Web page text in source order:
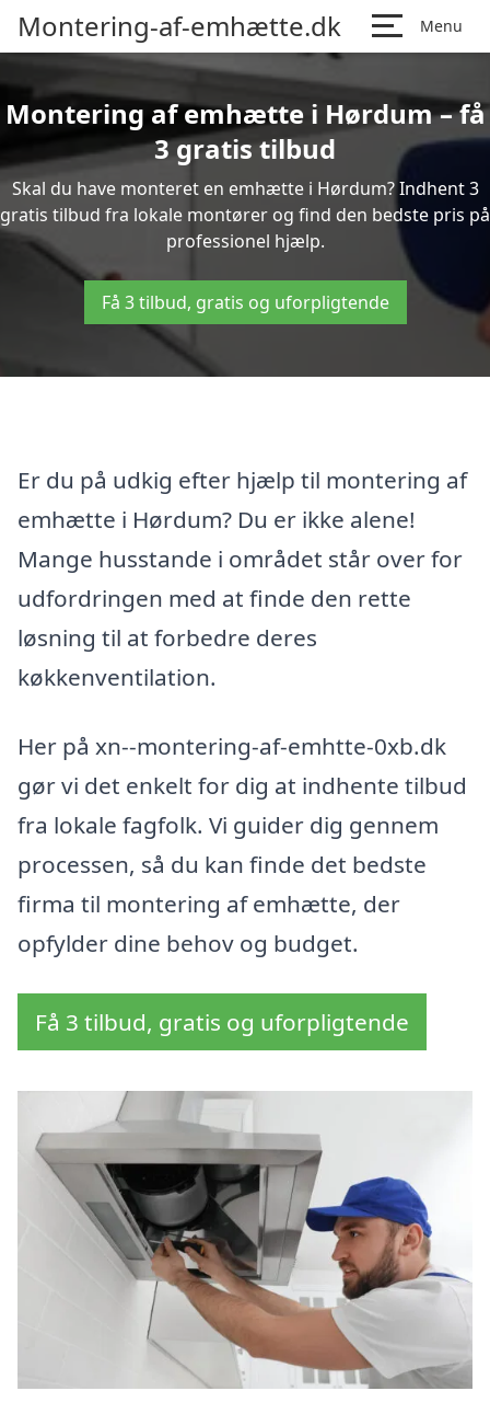
Montering-af-emhætte.dk Menu
Montering af emhætte i Hørdum – få
3 gratis tilbud
Skal du have monteret en emhætte i Hørdum? Indhent 3
gratis tilbud fra lokale montører og find den bedste pris på
professionel hjælp.
Få 3 tilbud, gratis og uforpligtende
Er du på udkig efter hjælp til montering af
emhætte i Hørdum? Du er ikke alene!
Mange husstande i området står over for
udfordringen med at finde den rette
løsning til at forbedre deres
køkkenventilation.
Her på xn--montering-af-emhtte-0xb.dk
gør vi det enkelt for dig at indhente tilbud
fra lokale fagfolk. Vi guider dig gennem
processen, så du kan finde det bedste
firma til montering af emhætte, der
opfylder dine behov og budget.
Få 3 tilbud, gratis og uforpligtende